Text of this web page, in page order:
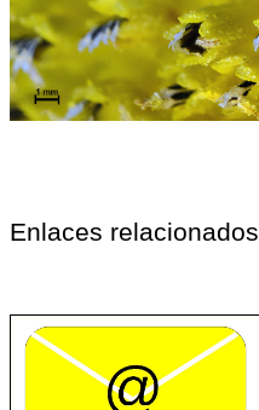
Enlaces relacionados